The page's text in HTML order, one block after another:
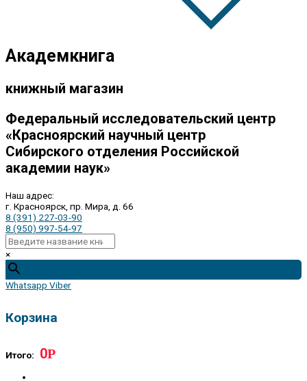
Академкнига
книжный магазин
Федеральный исследовательский центр
«Красноярский научный центр
Сибирского отделения Российской
академии наук»
Наш адрес:
г. Красноярск, пр. Мира, д. 66
8 (391) 227-03-90
8 (950) 997-54-97
×
Whatsapp Viber
Корзина
Итого: 0Р